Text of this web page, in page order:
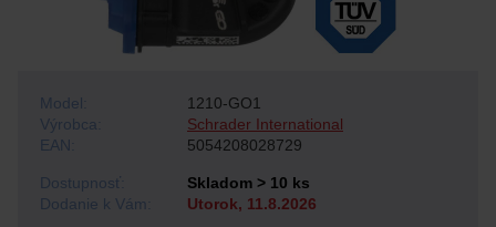
Dostupnosť:
Skladom > 10 ks
Dodanie k Vám:
Utorok, 11.8.2026
Výrobca: Schrader International
Model: 1210-GO1
EAN: 5054208028729